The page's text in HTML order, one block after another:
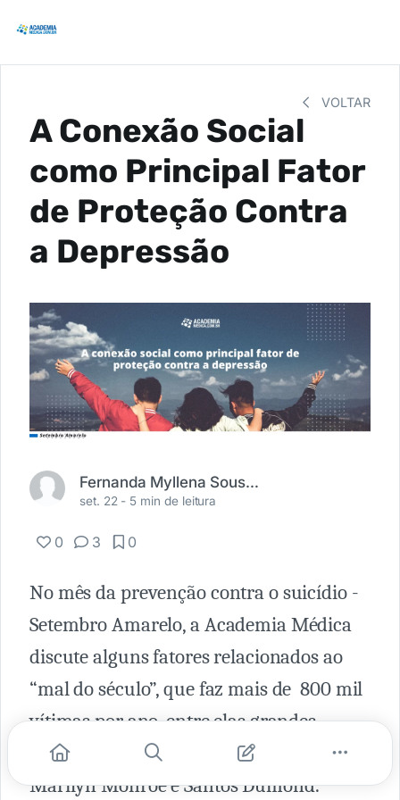
VOLTAR
A Conexão Social
como Principal Fator
de Proteção Contra
a Depressão
Fernanda Myllena Sousa Campos
set. 22 - 5 min de leitura
0 3 0
No mês da prevenção contra o suicídio -
Setembro Amarelo, a Academia Médica
discute alguns fatores relacionados ao
“mal do século”, que faz mais de 800 mil
vítimas por ano, entre elas grandes
figuras públicas, como Kurt Cobain,
Marilyn Monroe e Santos Dumond.¹